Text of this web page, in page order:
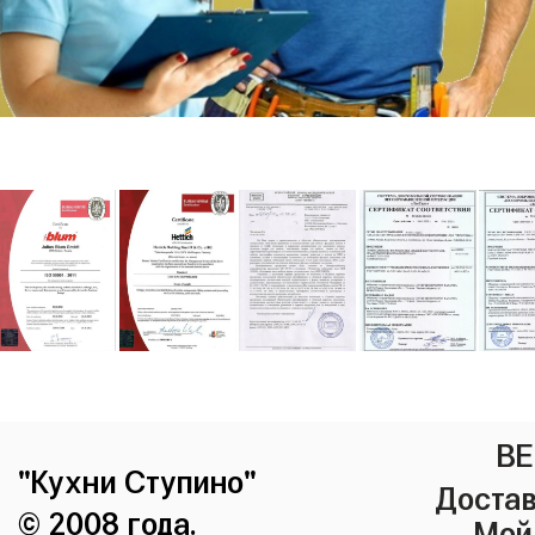
"Кухни Ступино"
© 2008 года.